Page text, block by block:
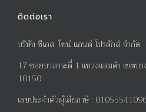
ติดต่อเรา
บริษัท ซีเอส. ไซน์ แอนด์ โปรดักส์ จำกัด
17ซอยบางกระดี่ 1 แขวงแสมดำ เขตบ
10150
เลขประจำตัวผู้เสียภาษี :